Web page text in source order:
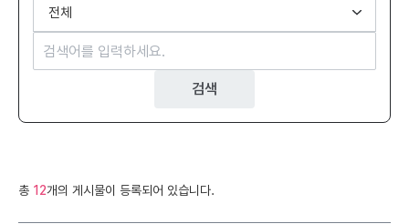
검색
총 12개의 게시물이 등록되어 있습니다.